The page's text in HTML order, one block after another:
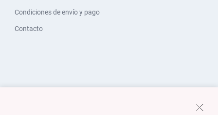
Condiciones de envío y pago
Contacto